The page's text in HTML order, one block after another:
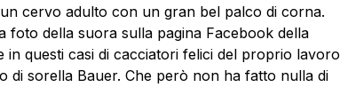
cervo adulto con un gran bel palco di corna.
foto della suora sulla pagina Facebook della
in questi casi di cacciatori felici del proprio lavoro
di sorella Bauer. Che però non ha fatto nulla di